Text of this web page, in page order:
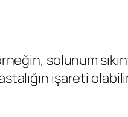
solunum
işareti